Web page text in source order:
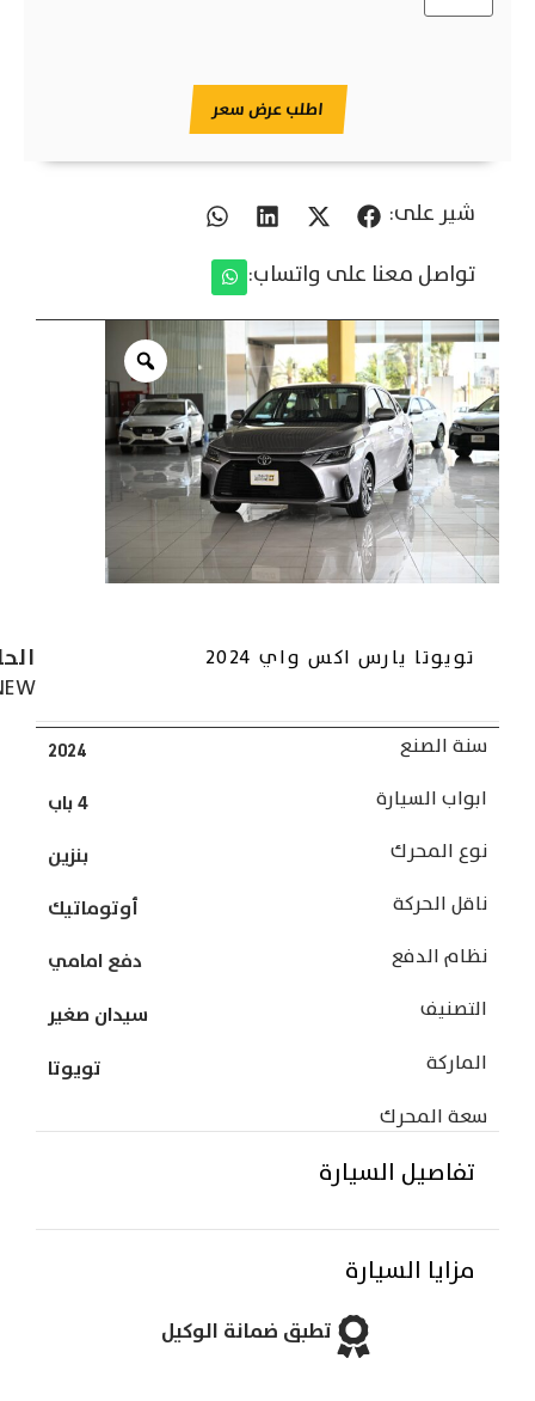
اطلب عرض سعر
شير على:
تواصل معنا على واتساب:
تويوتا يارس اكس واي 2024
سنة الصنع 2024
ابواب السيارة
4 باب
نوع المحرك
بنزين
ناقل الحركة
أوتوماتيك
نظام الدفع
دفع امامي
التصنيف
سيدان صغير
الماركة
تويوتا
سعة المحرك
تفاصيل السيارة
مزايا السيارة
تطبق ضمانة الوكيل